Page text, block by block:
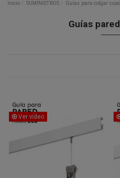
Inicio SUMINISTROS Guías para colgar
Guías
Ver vídeo